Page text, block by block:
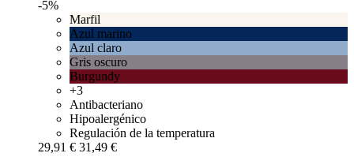
-5%
Marfil
Azul marino
Azul claro
Gris oscuro
Burgundy
+3
Antibacteriano
Hipoalergénico
Regulación de la temperatura
29,91 € 31,49 €